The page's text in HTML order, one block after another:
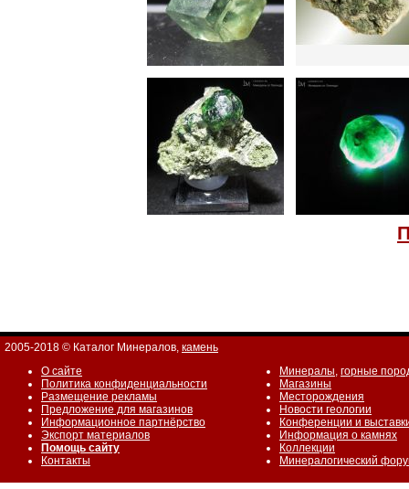
2005-2018 © Каталог Минералов, камень
О сайте
Политика конфиденциальности
Размещение рекламы
Предложение для магазинов
Информационное партнёрство
Экспорт материалов
Помощь сайту
Контакты
Минералы, горные
Магазины
Месторождения
Новости геологии
Конференции и
Информация о камнях
Коллекции
Минералогический